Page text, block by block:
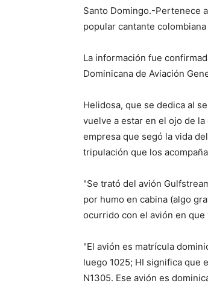
Santo Domingo.-Pertenece
popular cantante
La información fue
Dominicana de Aviación
Helidosa, que se dedica al
vuelve a estar en el ojo de
empresa que segó la vida
tripulación que los
"Se trató del avión
por humo en cabina (algo
ocurrido con el avión en que
"El avión es matrícula
luego 1025; HI significa que
N1305. Ese avión es